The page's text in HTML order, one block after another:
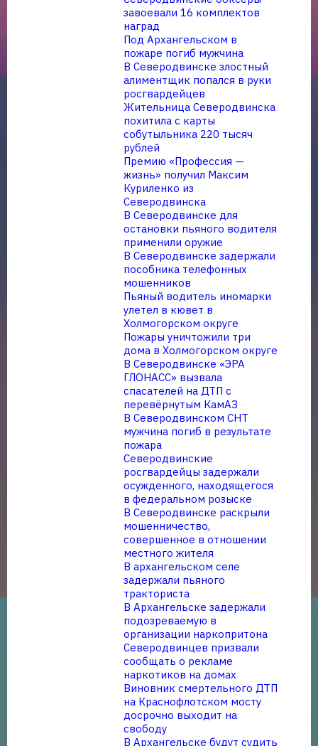
завоевали 16 комплектов
наград
Под Архангельском в
пожаре погиб мужчина
В Северодвинске злостный
алиментщик попался в руки
росгвардейцев
Жительница Северодвинска
похитила с карты
собутыльника 220 тысяч
рублей
Премию «Профессия —
жизнь» получил Максим
Куриленко из
Северодвинска
В Северодвинске для
остановки пьяного водителя
применили оружие
В Северодвинске задержали
пособника телефонных
мошенников
Пьяный водитель иномарки
улетел в кювет в
Холмогорском округе
Пожары уничтожили три
дома в Холмогорском округе
В Северодвинске «ЭРА
ГЛОНАСС» вызвала
спасателей на ДТП с
перевёрнутым КамАЗ
В Северодвинском СНТ
мужчина погиб в результате
пожара
Северодвинские
росгвардейцы задержали
осужденного, находящегося
в федеральном розыске
В Северодвинске раскрыли
мошенничество,
совершенное в отношении
местного жителя
В архангельском селе
задержали пьяного
тракториста
В Архангельске задержали
подозреваемую в
организации наркопритона
Северодвинцев призвали
сообщать о рекламе
наркотиков на домах
Виновник смертельного ДТП
на Краснофлотском мосту
досрочно выходит на
свободу
В Архангельске будут судить